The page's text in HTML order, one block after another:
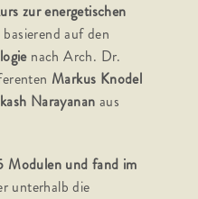
zur energetischen
basierend auf den
nach Arch. Dr.
Markus Knodel
Narayanan aus
Modulen und fand im
unterhalb die